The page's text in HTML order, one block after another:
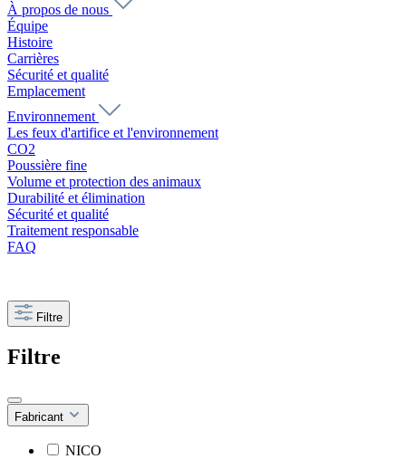
À propos de nous
Équipe
Histoire
Carrières
Sécurité et qualité
Emplacement
Environnement
Les feux d'artifice et l'environnement
CO2
Poussière fine
Volume et protection des animaux
Durabilité et élimination
Sécurité et qualité
Traitement responsable
FAQ
Filtre
Filtre
Fabricant
NICO